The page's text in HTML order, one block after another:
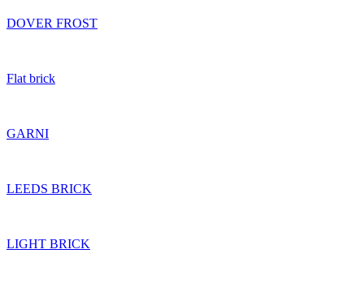
DOVER FROST
Flat brick
GARNI
LEEDS BRICK
LIGHT BRICK